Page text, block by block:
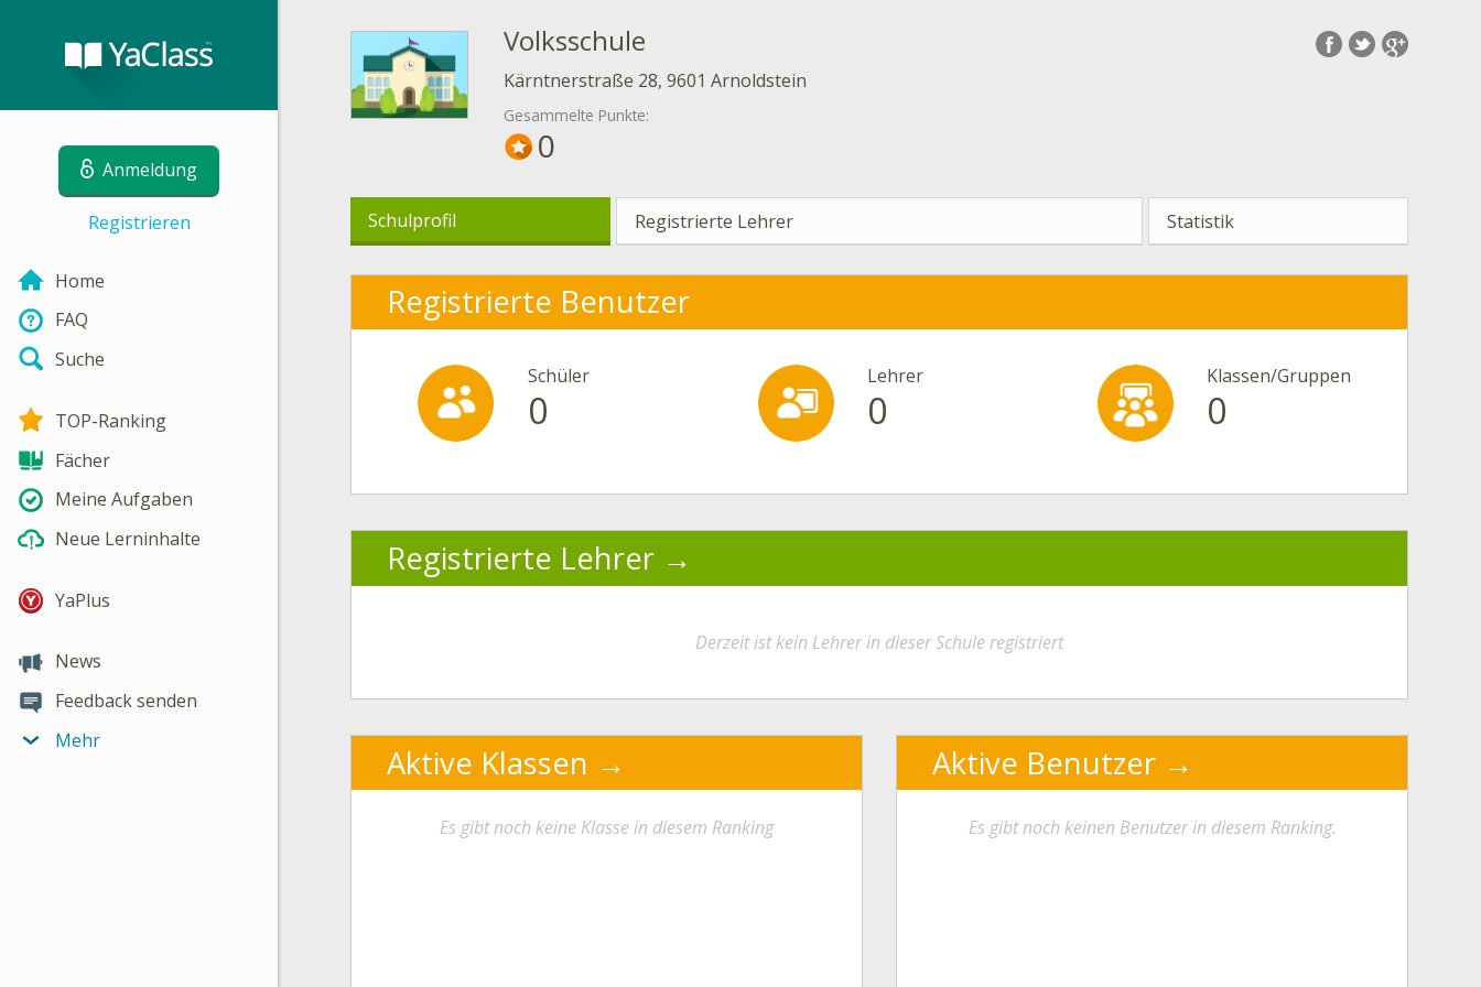
Anmeldung
Registrieren
Home
FAQ
Suche
TOP-Ranking
Fächer
Meine Aufgaben
Neue Lerninhalte
YaPlus
News
Feedback senden
Mehr
Volksschule
Kärntnerstraße 28, 9601 Arnoldstein
Gesammelte Punkte:
0
Schulprofil Registrierte Lehrer Statistik
Registrierte Benutzer
Schüler
0
Lehrer
0
Klassen/Gruppen
0
Registrierte Lehrer
Derzeit ist kein Lehrer in dieser Schule registriert
Aktive Klassen
Es gibt noch keine Klasse in diesem Ranking
Aktive Benutzer
Es gibt noch keinen Benutzer in diesem Ranking.